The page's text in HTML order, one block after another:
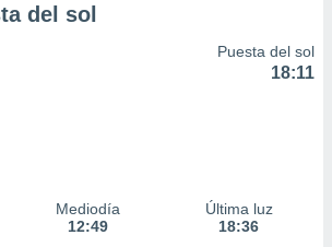
del sol
Puesta del sol
18:11
Mediodía
12:49
Última luz
18:36